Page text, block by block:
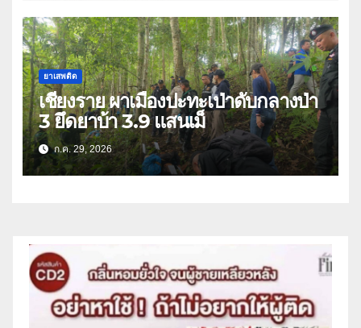
ยาเสพติด
เชียงราย ผาเมืองปะทะเป่าดับกลางป่า
3 ยึดยาบ้า 3.9 แสนเม็
ก.ค. 29, 2026